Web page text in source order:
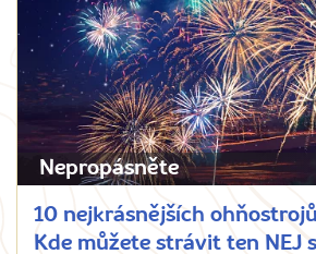
Nepropásněte
10 nejkrásnějších
Kde můžete strávit ten NEJ